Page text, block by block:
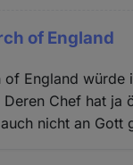
of England
of England würde
Deren Chef hat ja
nicht an Gott